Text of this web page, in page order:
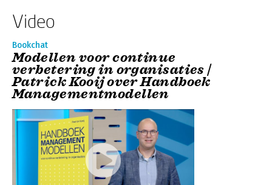
Video
Bookchat
Modellen voor continue
verbetering in organisaties |
Patrick Kooij over Handboek
Managementmodellen